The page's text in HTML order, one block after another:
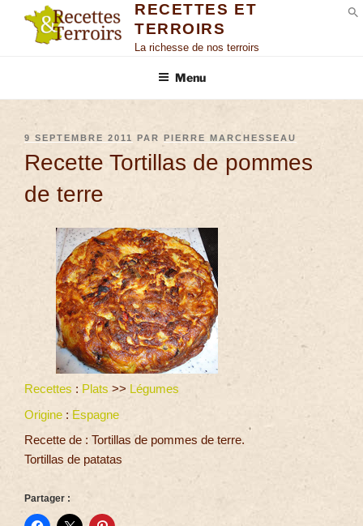
RECETTES ET
TERROIRS
La richesse de nos terroirs
Menu
9 SEPTEMBRE 2011 PAR PIERRE MARCHESSEAU
Recette Tortillas de pommes
de terre
Recettes : Plats >> Légumes
Origine : Espagne
Recette de : Tortillas de pommes de terre.
Tortillas de patatas
Partager :